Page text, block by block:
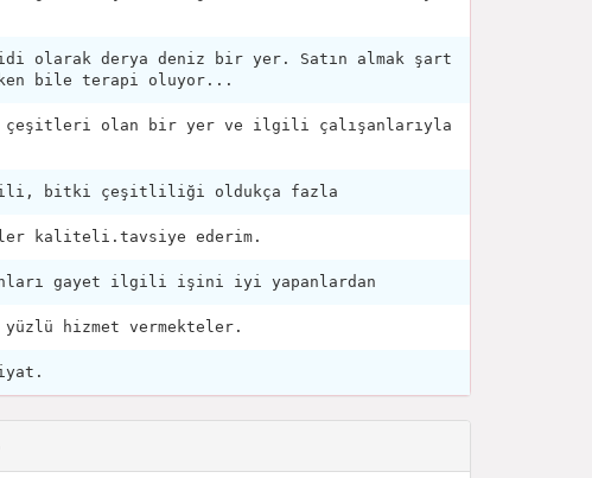
olarak derya deniz bir yer. Satın almak şart
bile terapi oluyor...
çeşitleri olan bir yer ve ilgili çalışanlarıyla
bitki çeşitliliği oldukça fazla
kaliteli.tavsiye ederim.
gayet ilgili işini iyi yapanlardan
hizmet vermekteler.